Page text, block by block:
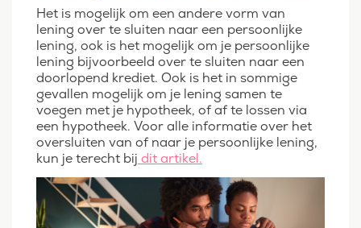
Het is mogelijk om een andere vorm van
lening over te sluiten naar een persoonlijke
lening, ook is het mogelijk om je persoonlijke
lening bijvoorbeeld over te sluiten naar een
doorlopend krediet. Ook is het in sommige
gevallen mogelijk om je lening samen te
voegen met je hypotheek, of af te lossen via
een hypotheek. Voor alle informatie over het
oversluiten van of naar je persoonlijke lening,
kun je terecht bij dit artikel.